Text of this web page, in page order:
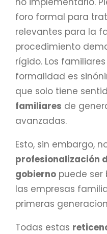
foro formal para
relevantes para la
procedimiento
rígido. Los
formalidad es
que solo tiene
familiares de
avanzadas.
Esto, sin embargo,
profesionalización
gobierno puede
las empresas
primeras
Todas estas